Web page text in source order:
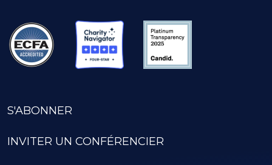
S'ABONNER
INVITER UN CONFÉRENCIER